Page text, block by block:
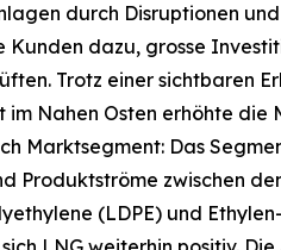
durch Disruptionen
Kunden dazu, grosse
Trotz einer sichtbaren
Nahen Osten erhöhte
Marktsegment: Das
zwischen
(LDPE) und